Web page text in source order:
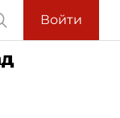
Войти